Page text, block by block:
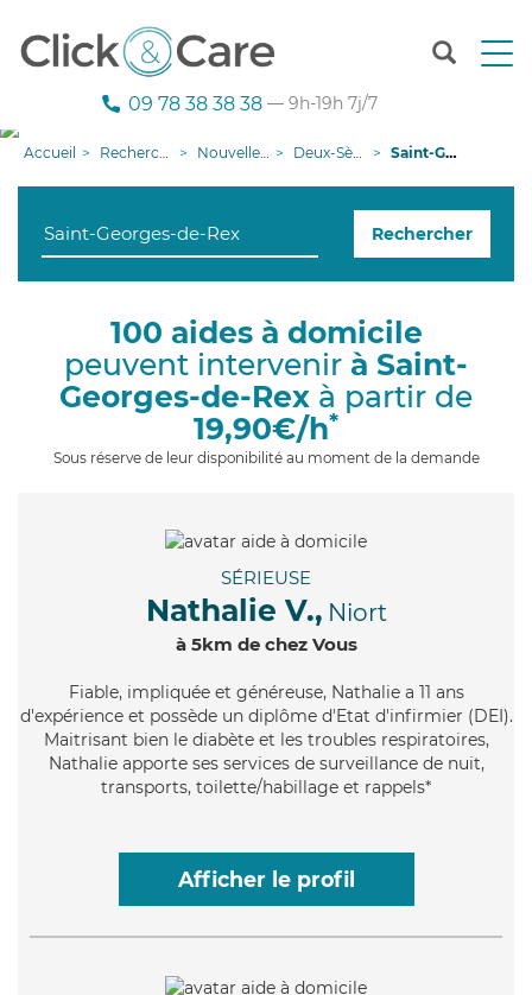
T
n
g
09 78 38 38 38 — 9h-19h 7j/7
Accueil Recherche aide à domicile Nouvelle-Aquitaine Deux-Sèvres Saint-Georges-de-Rex
Rechercher
100 aides à domicile
peuvent intervenir à Saint-
Georges-de-Rex à partir de
19,90€/h*
Sous réserve de leur disponibilité au moment de la demande
SÉRIEUSE
Nathalie V., Niort
à 5km de chez Vous
Fiable, impliquée et généreuse, Nathalie a 11 ans
d'expérience et possède un diplôme d'Etat d'infirmier (DEI).
Maitrisant bien le diabète et les troubles respiratoires,
Nathalie apporte ses services de surveillance de nuit,
transports, toilette/habillage et rappels*
Afficher le profil